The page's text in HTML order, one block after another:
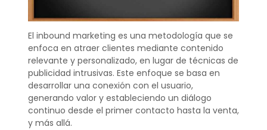
El inbound marketing es una metodología que se
enfoca en atraer clientes mediante contenido
relevante y personalizado, en lugar de técnicas de
publicidad intrusivas. Este enfoque se basa en
desarrollar una conexión con el usuario,
generando valor y estableciendo un diálogo
continuo desde el primer contacto hasta la venta,
y más allá.